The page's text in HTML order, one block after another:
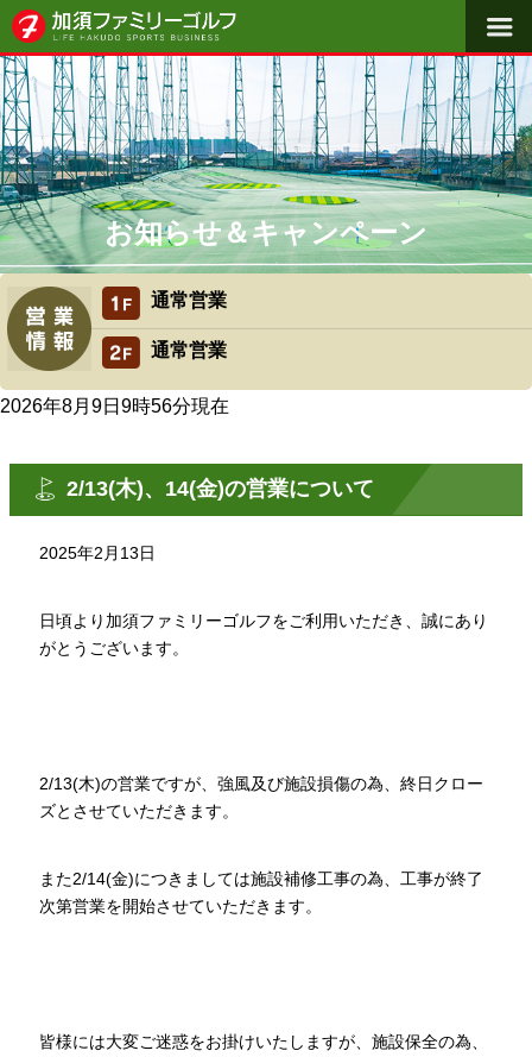
お知らせ＆キャンペーン
通常営業
通常営業
2026年8月9日9時56分現在
2/13(木)、14(金)の営業について
2025年2月13日
日頃より加須ファミリーゴルフをご利用いただき、誠にあり
がとうございます。
2/13(木)の営業ですが、強風及び施設損傷の為、終日クロー
ズとさせていただきます。
また2/14(金)につきましては施設補修工事の為、工事が終了
次第営業を開始させていただきます。
皆様には大変ご迷惑をお掛けいたしますが、施設保全の為、
料金体系
施設概要
よくある質問
初めての方へ
アクセス
スクール・レッスン